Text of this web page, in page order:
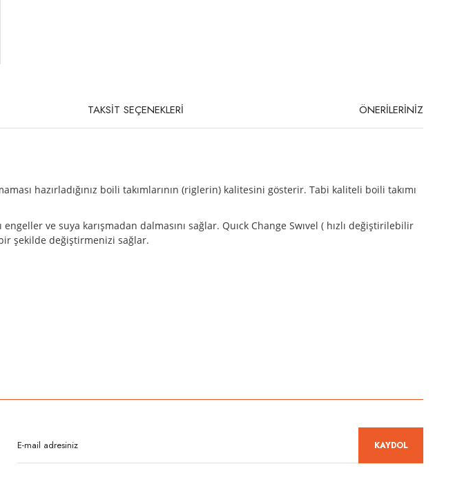
TAKSİT SEÇENEKLERİ ÖNERİLERİNİZ
hazırladığınız boili takımlarının (riglerin) kalitesini gösterir. Tabi kaliteli boili takımı
ve suya karışmadan dalmasını sağlar. Quıck Change Swıvel ( hızlı değiştirilebilir
şekilde değiştirmenizi sağlar.
KAYDOL